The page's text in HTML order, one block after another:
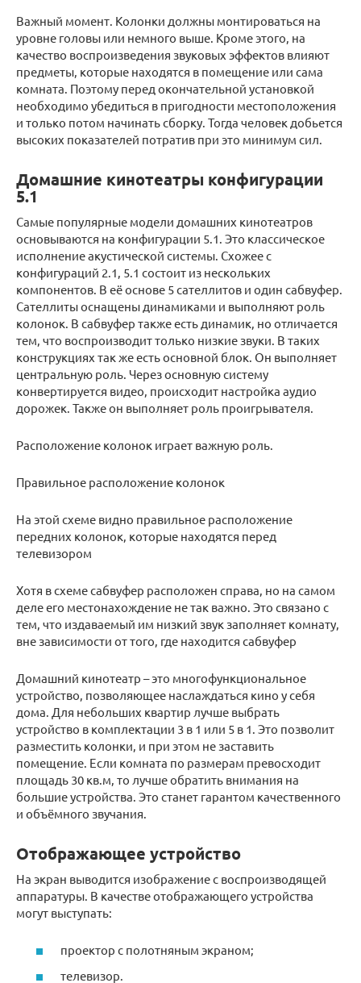
Важный момент. Колонки должны монтироваться на
уровне головы или немного выше. Кроме этого, на
качество воспроизведения звуковых эффектов влияют
предметы, которые находятся в помещение или сама
комната. Поэтому перед окончательной установкой
необходимо убедиться в пригодности местоположения
и только потом начинать сборку. Тогда человек добьется
высоких показателей потратив при это минимум сил.
Домашние кинотеатры конфигурации
5.1
Самые популярные модели домашних кинотеатров
основываются на конфигурации 5.1. Это классическое
исполнение акустической системы. Схожее с
конфигураций 2.1, 5.1 состоит из нескольких
компонентов. В её основе 5 сателлитов и один сабвуфер.
Сателлиты оснащены динамиками и выполняют роль
колонок. В сабвуфер также есть динамик, но отличается
тем, что воспроизводит только низкие звуки. В таких
конструкциях так же есть основной блок. Он выполняет
центральную роль. Через основную систему
конвертируется видео, происходит настройка аудио
дорожек. Также он выполняет роль проигрывателя.
Расположение колонок играет важную роль.
Правильное расположение колонок
На этой схеме видно правильное расположение
передних колонок, которые находятся перед
телевизором
Хотя в схеме сабвуфер расположен справа, но на самом
деле его местонахождение не так важно. Это связано с
тем, что издаваемый им низкий звук заполняет комнату,
вне зависимости от того, где находится сабвуфер
Домашний кинотеатр – это многофункциональное
устройство, позволяющее наслаждаться кино у себя
дома. Для небольших квартир лучше выбрать
устройство в комплектации 3 в 1 или 5 в 1. Это позволит
разместить колонки, и при этом не заставить
помещение. Если комната по размерам превосходит
площадь 30 кв.м, то лучше обратить внимания на
большие устройства. Это станет гарантом качественного
и объёмного звучания.
Отображающее устройство
На экран выводится изображение с воспроизводящей
аппаратуры. В качестве отображающего устройства
могут выступать:
проектор с полотняным экраном;
телевизор.